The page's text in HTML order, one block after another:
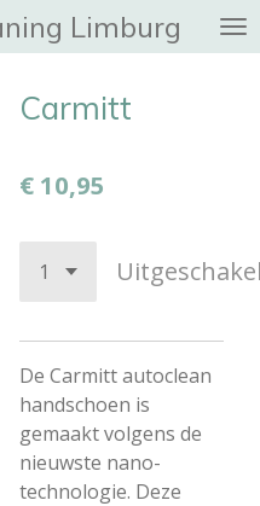
Limburg
Carmitt
€ 10,95
De Carmitt autoclean
handschoen is
gemaakt volgens de
nieuwste nano-
technologie. Deze